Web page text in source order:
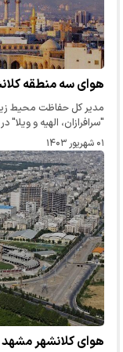
هوای سه منطقه
مدیر کل حفاظت محیط
"سرافرازان، الهیه و
۰۱ شهریور ۱۴۰۳
هوای کلانشهر